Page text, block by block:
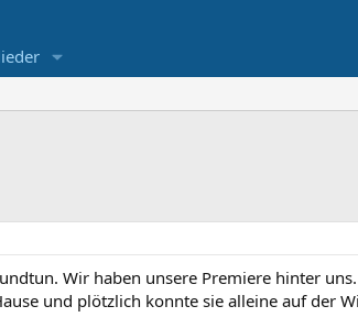
Wir haben unsere Premiere hinter
und plötzlich konnte sie alleine auf der